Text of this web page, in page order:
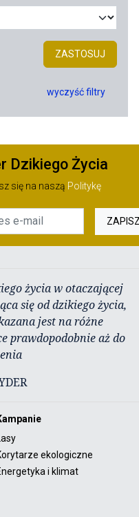
ZASTOSUJ
wyczyść filtry
Dzikiego Życia
się na naszą Politykę
życia w otaczającej
się od dzikiego życia,
jest na różne
prawdopodobnie aż do
ekologiczne
i klimat